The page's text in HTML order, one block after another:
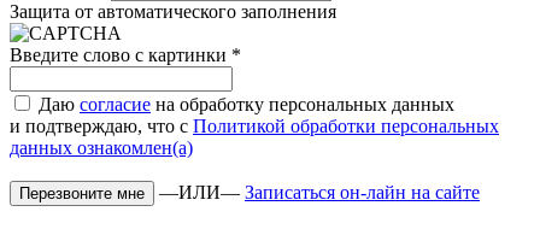
Защита от автоматического заполнения
Введите слово с картинки *
Даю согласие на обработку персональных данных
и подтверждаю, что с Политикой обработки персональных
данных ознакомлен(а)
—ИЛИ— Записаться он-лайн на сайте